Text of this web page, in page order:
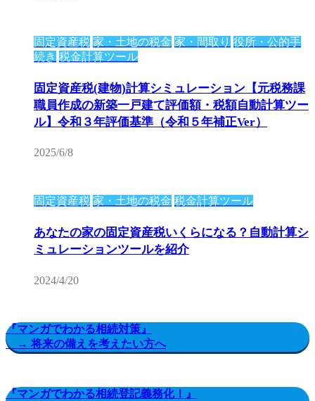
固定資産税 家・土地の税金 家・間取り 役所・公的手
続き 税金計算ツール
固定資産税(建物)計算シミュレーション【元税務課
職員作成の新築一戸建て評価額・税額自動計算ツー
ル】令和３年評価基準（令和５年補正Ver）
2025/6/8
固定資産税 家・土地の税金 税金計算ツール
あなたの家の固定資産税いくらになる？自動計算シ
ミュレーションツールを紹介
2024/4/20
『マンガでわかる相続対策』
→ 将来の備えを考えたい方へ
『マンガでわかる相続登記義務化！』